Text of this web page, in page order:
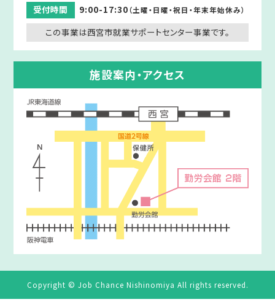
受付時間
9:00-17:30（土曜・日曜・祝日・年末年始休み）
この事業は西宮市就業サポートセンター事業です。
施設案内・アクセス
Copyright © Job Chance Nishinomiya All rights reserved.